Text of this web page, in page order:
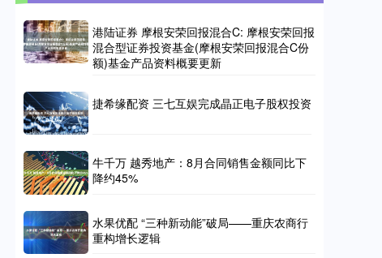
港陆证券 摩根安荣回报混合C: 摩根安荣回报
混合型证券投资基金(摩根安荣回报混合C份
额)基金产品资料概要更新
捷希缘配资 三七互娱完成晶正电子股权投资
牛千万 越秀地产：8月合同销售金额同比下
降约45%
水果优配 “三种新动能”破局——重庆农商行
重构增长逻辑